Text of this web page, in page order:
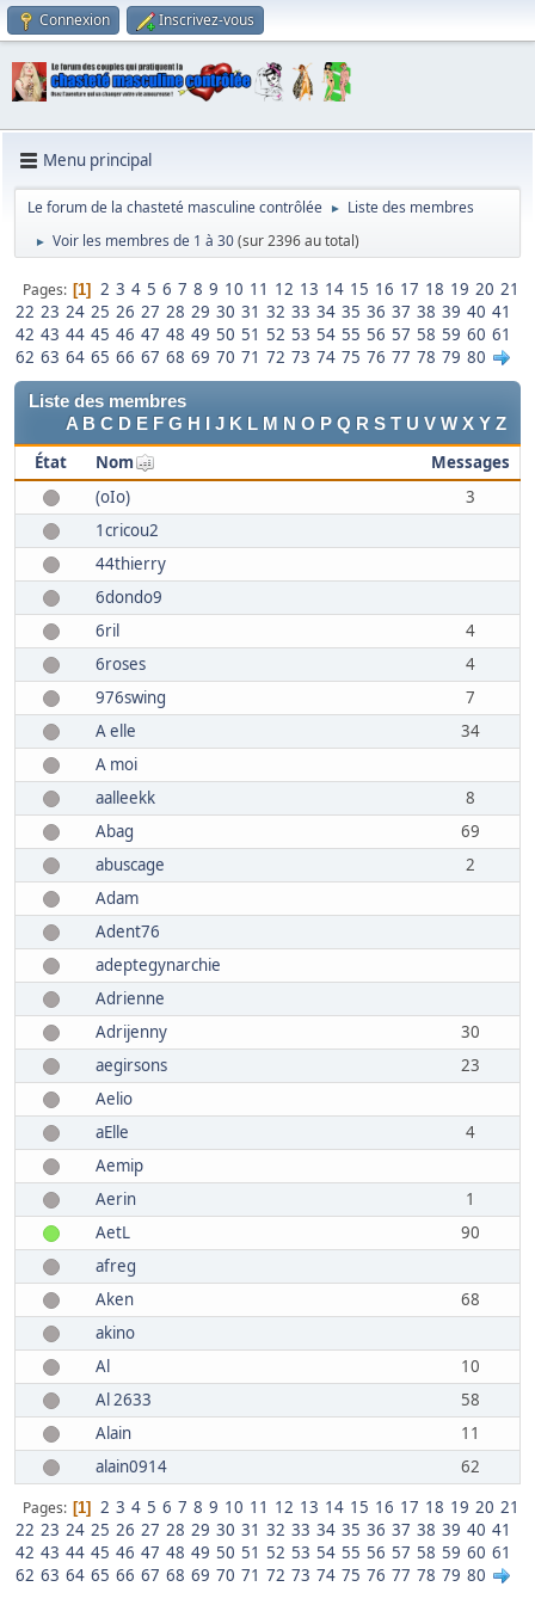
Connexion Inscrivez-vous
Menu principal
Le forum de la chasteté masculine contrôlée ► Liste des membres
► Voir les membres de 1 à 30(sur 2396 au total)
Pages 1 2 3 4 5 6 7 8 9 10 11 12 13 14 15 16 17 18 19 20 21
22 23 24 25 26 27 28 29 30 31 32 33 34 35 36 37 38 39 40 41
42 43 44 45 46 47 48 49 50 51 52 53 54 55 56 57 58 59 60 61
62 63 64 65 66 67 68 69 70 71 72 73 74 75 76 77 78 79 80
Liste des membres
A B C D E F G H I J K L M N O P Q R S T U V W X Y Z
État Nom
Messages
(oIo)
3
1cricou2
44thierry
6dondo9
6ril
4
6roses
4
976swing
7
A elle
34
A moi
aalleekk
8
Abag
69
abuscage
2
Adam
Adent76
adeptegynarchie
Adrienne
Adrijenny
30
aegirsons
23
Aelio
aElle
4
Aemip
Aerin
1
AetL
90
afreg
Aken
68
akino
Al
10
Al 2633
58
Alain
11
alain0914
62
Pages 1 2 3 4 5 6 7 8 9 10 11 12 13 14 15 16 17 18 19 20 21
22 23 24 25 26 27 28 29 30 31 32 33 34 35 36 37 38 39 40 41
42 43 44 45 46 47 48 49 50 51 52 53 54 55 56 57 58 59 60 61
62 63 64 65 66 67 68 69 70 71 72 73 74 75 76 77 78 79 80